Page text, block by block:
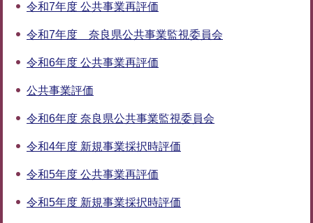
令和7年度 公共事業再評価
令和7年度 奈良県公共事業監視委員会
令和6年度 公共事業再評価
公共事業評価
令和6年度 奈良県公共事業監視委員会
令和4年度 新規事業採択時評価
令和5年度 公共事業再評価
令和5年度 新規事業採択時評価